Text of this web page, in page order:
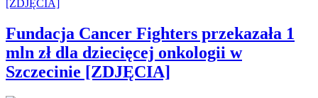
Fundacja Cancer Fighters przekazała 1
mln zł dla dziecięcej onkologii w
Szczecinie [ZDJĘCIA]